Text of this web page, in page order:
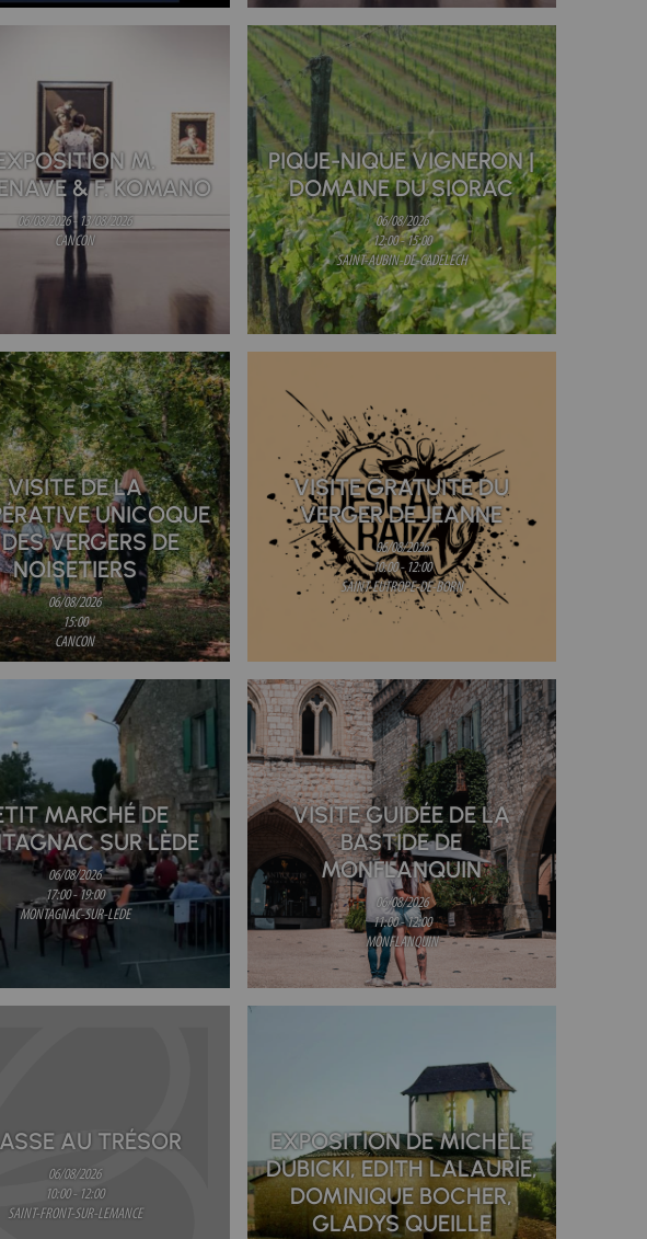
M.
& F. KOMANO
06/08/2026 - 13/08/2026
CANCON
PIQUE-NIQUE VIGNERON |
DOMAINE DU SIORAC
06/08/2026
12:00 - 15:00
SAINT-AUBIN-DE-CADELECH
VISITE DE LA
UNICOQUE
VERGERS DE
NOISETIERS
06/08/2026
15:00
CANCON
VISITE GRATUITE DU
VERGER DE JEANNE
06/08/2026
10:00 - 12:00
SAINT-EUTROPE-DE-BORN
MARCHÉ DE
SUR LÈDE
06/08/2026
17:00 - 19:00
MONTAGNAC-SUR-LEDE
VISITE GUIDÉE DE LA
BASTIDE DE
MONFLANQUIN
06/08/2026
11:00 - 12:00
MONFLANQUIN
AU TRÉSOR
06/08/2026
10:00 - 12:00
SAINT-FRONT-SUR-LEMANCE
EXPOSITION DE MICHÈLE
DUBICKI, EDITH LALAURIE,
DOMINIQUE BOCHER,
GLADYS QUEILLE